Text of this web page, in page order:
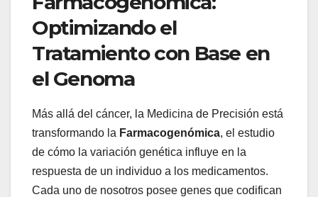
Optimizando el
Tratamiento con Base en
el Genoma
Más allá del cáncer, la Medicina de Precisión está
transformando la Farmacogenómica, el estudio
de cómo la variación genética influye en la
respuesta de un individuo a los medicamentos.
Cada uno de nosotros posee genes que codifican